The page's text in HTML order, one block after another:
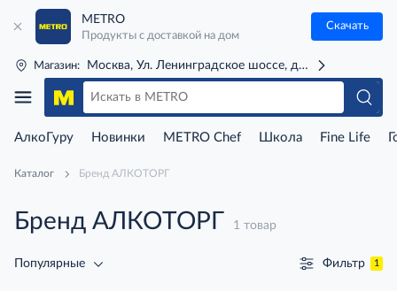
METRO
Продукты с доставкой на дом
Скачать
Магазин: Москва, Ул. Ленинградское шоссе, д. 71Г (м. Речной
АлкоГуру Новинки METRO Chef Школа Fine Life
Каталог Бренд АЛКОТОРГ
Бренд АЛКОТОРГ 1 товар
Популярные Фильтр 1